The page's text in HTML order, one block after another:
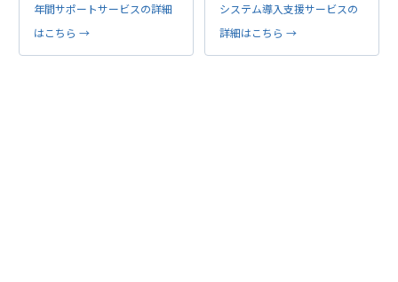
年間サポートサービスの詳細
はこちら →
システム導入支援サービスの
詳細はこちら →